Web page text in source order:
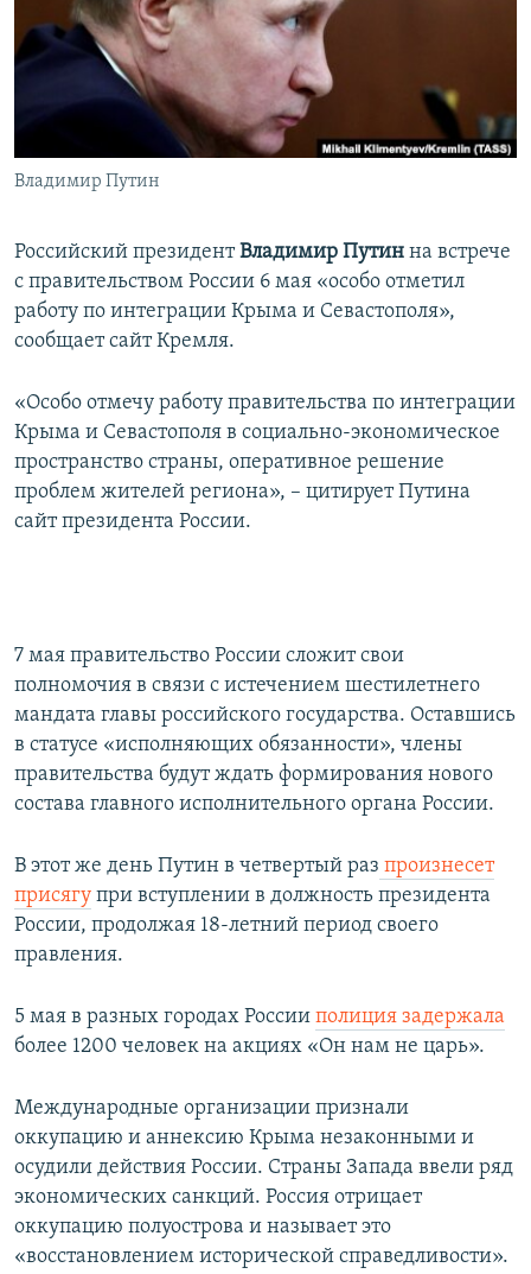
ПОБЕДИТЕЛЕЙ НЕ СУДЯТ?
КРЫМ.НЕПОКОРЕННЫЙ
ELIFBE
УКРАИНСКАЯ ПРОБЛЕМА КРЫМА
ПРИСОЕДИНЯЙТЕСЬ!
Все сайты RFE/RL
Владимир Путин
Российский президентВладимир Путин на встрече
с правительством России 6 мая «особо отметил
работу по интеграции Крыма и Севастополя»,
сообщает сайт Кремля.
«Особо отмечу работу правительства по интеграции
Крыма и Севастополя в социально-экономическое
пространство страны, оперативное решение
проблем жителей региона», – цитирует Путина
сайт президента России.
7 мая правительство России сложит свои
полномочия в связи с истечением шестилетнего
мандата главы российского государства. Оставшись
в статусе «исполняющих обязанности», члены
правительства будут ждать формирования нового
состава главного исполнительного органа России.
В этот же день Путин в четвертый раз произнесет
присягу при вступлении в должность президента
России, продолжая 18-летний период своего
правления.
5 мая в разных городах России полиция задержала
более 1200 человек на акциях «Он нам не царь».
Международные организации признали
оккупацию и аннексию Крыма незаконными и
осудили действия России. Страны Запада ввели ряд
экономических санкций. Россия отрицает
оккупацию полуострова и называет это
«восстановлением исторической справедливости».